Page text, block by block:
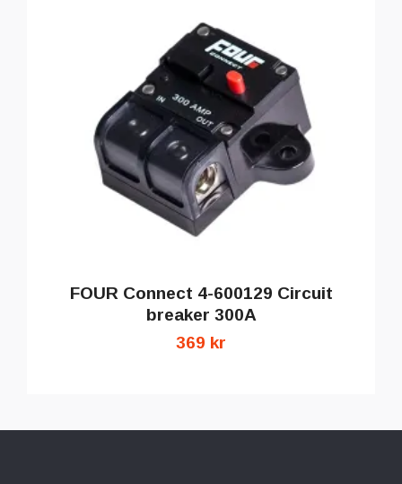
FOUR Connect 4-600129 Circuit
breaker 300A
369 kr